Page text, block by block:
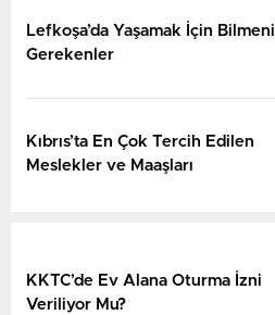
Lefkoşa’da Yaşamak İçin
Gerekenler
⁠Kıbrıs’ta En Çok Tercih Edilen
Meslekler ve Maaşları
KKTC’de Ev Alana Oturma İzni
Veriliyor Mu?